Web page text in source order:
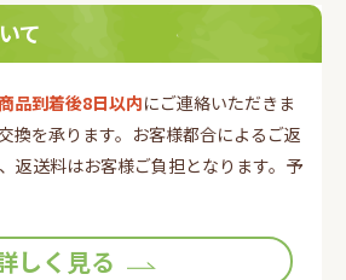
て
品到着後8日以内にご連絡いただきま
換を承ります。お客様都合によるご返
返送料はお客様ご負担となります。予
しく見る